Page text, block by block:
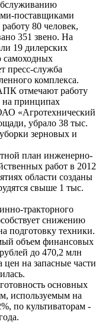
поставщиками
80 человек,
351 звено. На
19 дилерских
самоходных
пресс-служба
комплекса.
отмечают работу
на принципах
«Агротехнический
убрало 38 тыс.
зерновых и
план инженерно-
работ в 2012
области созданы
свыше 1 тыс.
тракторного
снижению
подготовку техники.
объем финансовых
до 470,2 млн
цен на запасные части
основных
используемым на
по культиваторам -